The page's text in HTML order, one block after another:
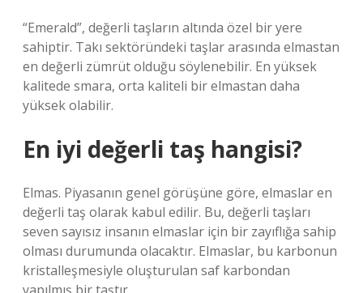
“Emerald”, değerli taşların altında özel bir yere
sahiptir. Takı sektöründeki taşlar arasında elmastan
en değerli zümrüt olduğu söylenebilir. En yüksek
kalitede smara, orta kaliteli bir elmastan daha
yüksek olabilir.
En iyi değerli taş hangisi?
Elmas. Piyasanın genel görüşüne göre, elmaslar en
değerli taş olarak kabul edilir. Bu, değerli taşları
seven sayısız insanın elmaslar için bir zayıflığa sahip
olması durumunda olacaktır. Elmaslar, bu karbonun
kristalleşmesiyle oluşturulan saf karbondan